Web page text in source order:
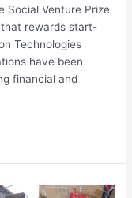
Social Venture Prize
that rewards start-
Technologies
have been
financial and